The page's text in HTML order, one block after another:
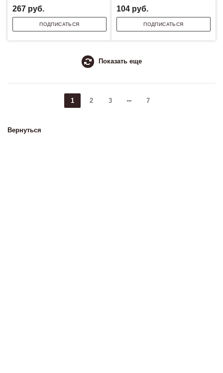
267 руб.
ПОДПИСАТЬСЯ
104 руб.
ПОДПИСАТЬСЯ
Показать еще
1 2 3 7
Вернуться